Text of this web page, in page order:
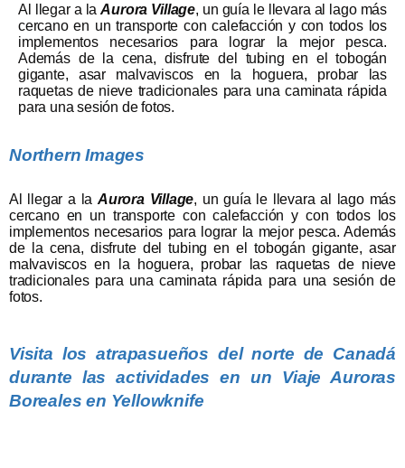
Al llegar a laAurora Village, un guía le llevara al lago más
cercano en un transporte con calefacción y con todos los
implementos necesarios para lograr la mejor pesca.
Además de la cena, disfrute del tubing en el tobogán
gigante, asar malvaviscos en la hoguera, probar las
raquetas de nieve tradicionales para una caminata rápida
para una sesión de fotos.
Northern Images
Al llegar a laAurora Village, un guía le llevara al lago más
cercano en un transporte con calefacción y con todos los
implementos necesarios para lograr la mejor pesca. Además
de la cena, disfrute del tubing en el tobogán gigante, asar
malvaviscos en la hoguera, probar las raquetas de nieve
tradicionales para una caminata rápida para una sesión de
fotos.
Visita los atrapasueños del norte de Canadá
durante las actividades en un Viaje Auroras
Boreales en Yellowknife